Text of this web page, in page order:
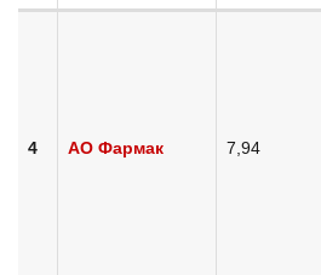
4 АО Фармак 7,94